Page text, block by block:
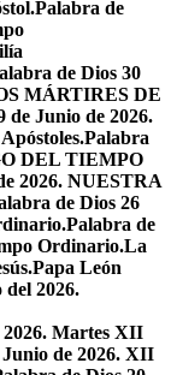
Palabra de
de Dios 30
MÁRTIRES DE
de Junio de 2026.
Palabra
DEL TIEMPO
2026. NUESTRA
de Dios 26
Palabra de
Ordinario.La
Papa León
del 2026.
2026. Martes XII
de 2026. XII